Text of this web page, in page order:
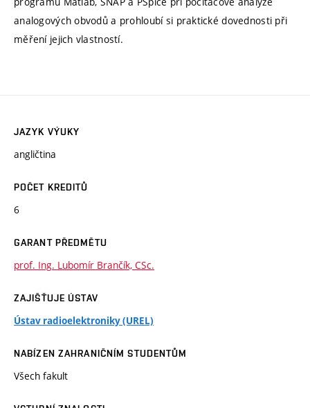
analogových obvodů a prohloubí si praktické dovednosti při
měření jejich vlastností.
JAZYK VÝUKY
angličtina
POČET KREDITŮ
6
GARANT PŘEDMĚTU
prof. Ing. Lubomír Brančík, CSc.
ZAJIŠŤUJE ÚSTAV
Ústav radioelektroniky (UREL)
NABÍZEN ZAHRANIČNÍM STUDENTŮM
Všech fakult